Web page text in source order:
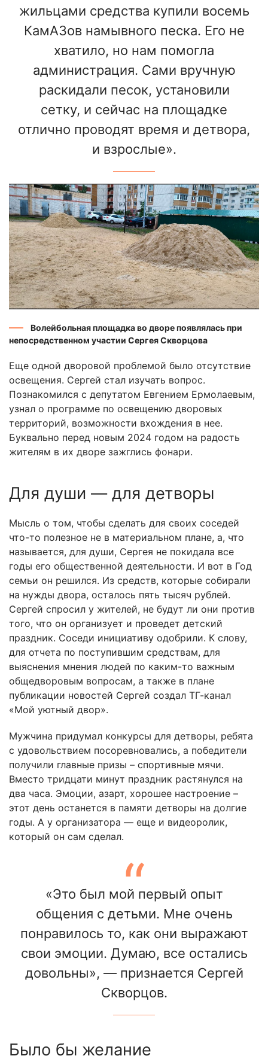
жильцами средства купили восемь
КамАЗов намывного песка. Его не
хватило, но нам помогла
администрация. Сами вручную
раскидали песок, установили
сетку, и сейчас на площадке
отлично проводят время и детвора,
и взрослые».
Волейбольная площадка во дворе появлялась при
непосредственном участии Сергея Скворцова
Еще одной дворовой проблемой было отсутствие
освещения. Сергей стал изучать вопрос.
Познакомился с депутатом Евгением Ермолаевым,
узнал о программе по освещению дворовых
территорий, возможности вхождения в нее.
Буквально перед новым 2024 годом на радость
жителям в их дворе зажглись фонари.
Для души — для детворы
Мысль о том, чтобы сделать для своих соседей
что-то полезное не в материальном плане, а, что
называется, для души, Сергея не покидала все
годы его общественной деятельности. И вот в Год
семьи он решился. Из средств, которые собирали
на нужды двора, осталось пять тысяч рублей.
Сергей спросил у жителей, не будут ли они против
того, что он организует и проведет детский
праздник. Соседи инициативу одобрили. К слову,
для отчета по поступившим средствам, для
выяснения мнения людей по каким-то важным
общедворовым вопросам, а также в плане
публикации новостей Сергей создал ТГ-канал
«Мой уютный двор».
Мужчина придумал конкурсы для детворы, ребята
с удовольствием посоревновались, а победители
получили главные призы – спортивные мячи.
Вместо тридцати минут праздник растянулся на
два часа. Эмоции, азарт, хорошее настроение –
этот день останется в памяти детворы на долгие
годы. А у организатора — еще и видеоролик,
который он сам сделал.
«Это был мой первый опыт
общения с детьми. Мне очень
понравилось то, как они выражают
свои эмоции. Думаю, все остались
довольны», — признается Сергей
Скворцов.
Было бы желание